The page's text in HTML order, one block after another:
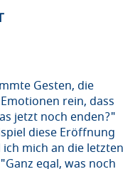
Gesten, die
rein, dass
jetzt noch enden?"
diese Eröffnung
mich an die letzten
egal, was noch